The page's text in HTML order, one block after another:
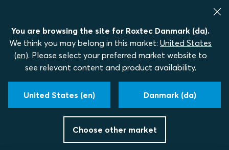
You are browsing the site for Roxtec Danmark (da).
We think you may belong in this market: United States
(en). Please select your preferred market website to
see relevant content and product availability.
United States (en) Danmark (da)
Choose other market